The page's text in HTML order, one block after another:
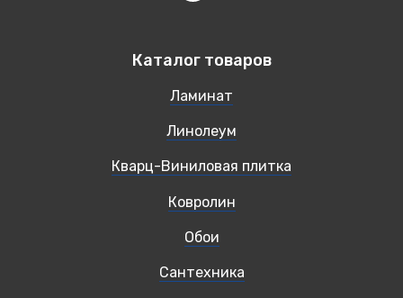
Каталог товаров
Ламинат
Линолеум
Кварц-Виниловая плитка
Ковролин
Обои
Сантехника